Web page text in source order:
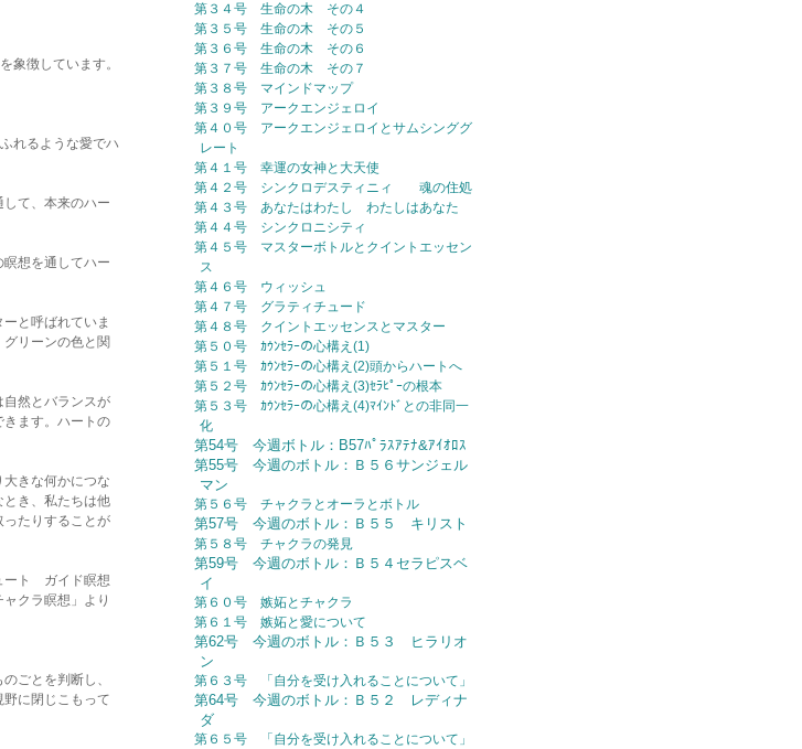
象徴しています。
れるような愛でハ
て、本来のハー
想を通してハー
と呼ばれていま
リーンの色と関
然とバランスが
ます。ハートの
きな何かにつな
き、私たちは他
たりすることが
イド瞑想
想」より
ごとを判断し、
に閉じこもって
第３４号 生命の木 その４
第３５号 生命の木 その５
第３６号 生命の木 その６
第３７号 生命の木 その７
第３８号 マインドマップ
第３９号 アークエンジェロイ
第４０号 アークエンジェロイとサムシンググ
レート
第４１号 幸運の女神と大天使
第４２号 シンクロデスティニィ 魂の住処
第４３号 あなたはわたし わたしはあなた
第４４号 シンクロニシティ
第４５号 マスターボトルとクイントエッセン
ス
第４６号 ウィッシュ
第４７号 グラティチュード
第４８号 クイントエッセンスとマスター
第５０号 ｶｳﾝｾﾗｰの心構え(1)
第５１号 ｶｳﾝｾﾗｰの心構え(2)頭からハートへ
第５２号 ｶｳﾝｾﾗｰの心構え(3)ｾﾗﾋﾟｰの根本
第５３号 ｶｳﾝｾﾗｰの心構え(4)ﾏｲﾝﾄﾞとの非同一
化
第54号 今週ボトル：B57ﾊﾟﾗｽｱﾃﾅ&ｱｲｵﾛｽ
第55号 今週のボトル：Ｂ５６サンジェル
マン
第５６号 チャクラとオーラとボトル
第57号 今週のボトル：Ｂ５５ キリスト
第５８号 チャクラの発見
第59号 今週のボトル：Ｂ５４セラピスベ
イ
第６０号 嫉妬とチャクラ
第６１号 嫉妬と愛について
第62号 今週のボトル：Ｂ５３ ヒラリオ
ン
第６３号 「自分を受け入れることについて」
第64号 今週のボトル：Ｂ５２ レディナ
ダ
第６５号 「自分を受け入れることについて」